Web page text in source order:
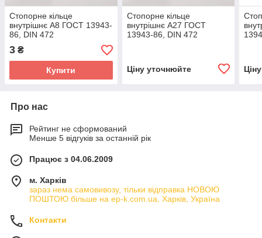
Стопорне кільце
внутрішнє А8 ГОСТ 13943-
86, DIN 472
3 ₴
Купити
Стопорне кільце
внутрішнє А27 ГОСТ
13943-86, DIN 472
Ціну уточнюйте
Про нас
Рейтинг не сформований
Менше 5 відгуків за останній рік
Працює з 04.06.2009
м. Харків
зараз нема самовивозу, тільки відправка НОВОЮ
ПОШТОЮ більше на ep-k.com.ua, Харків, Україна
Контакти